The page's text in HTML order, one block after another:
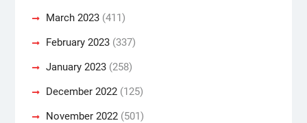
March 2023(411)
February 2023(337)
January 2023(258)
December 2022(125)
November 2022(501)